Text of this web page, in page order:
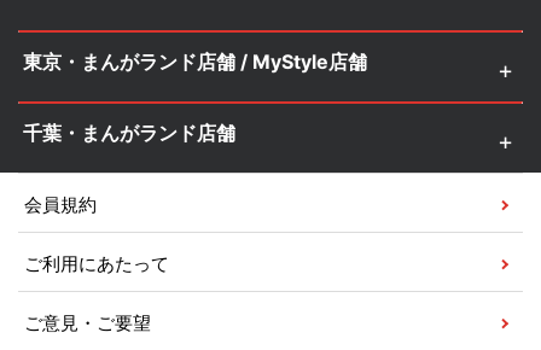
東京・まんがランド店舗 / MyStyle店舗
千葉・まんがランド店舗
会員規約
ご利用にあたって
ご意見・ご要望